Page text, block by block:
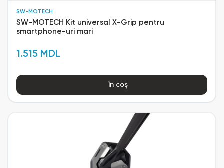
SW-MOTECH
SW-MOTECH Kit universal X-Grip pentru
smartphone-uri mari
1.515 MDL
În coș